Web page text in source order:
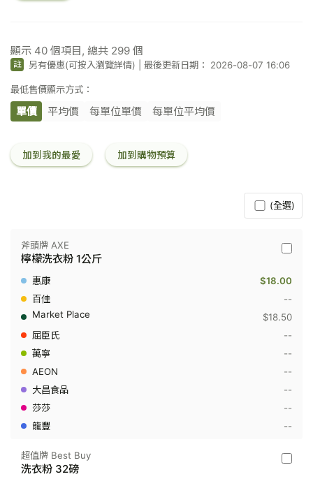
顯示 40 個項目, 總共 299 個
註 另有優惠(可按入瀏覽詳情) |最後更新日期： 2026-08-07 16:06
最低售價顯示方式：
單價 平均價 每單位單價 每單位平均價
加到我的最愛 加到購物預算
(全選)
斧
牌
AXE
檬
粉
公
斧頭牌 AXE
檸檬洗衣粉 1公斤
$18.00
--
$18.50
--
--
--
--
--
--
超
超值牌 Best Buy
洗衣粉 32磅